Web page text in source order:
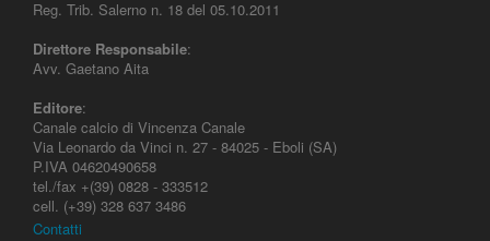
Reg. Trib. Salerno n. 18 del 05.10.2011
Direttore Responsabile:
Avv. Gaetano Aita
Editore:
Canale calcio di Vincenza Canale
Via Leonardo da Vinci n. 27 - 84025 - Eboli (SA)
P.IVA 04620490658
tel./fax +(39) 0828 - 333512
cell. (+39) 328 637 3486
Contatti